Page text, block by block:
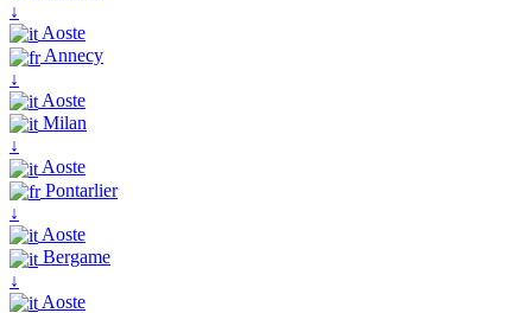
↓
Aoste
Annecy
↓
Aoste
Milan
↓
Aoste
Pontarlier
↓
Aoste
Bergame
↓
Aoste